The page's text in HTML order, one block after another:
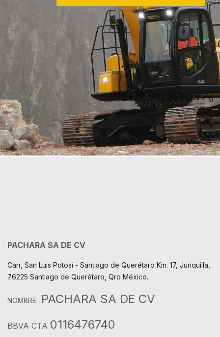
PACHARA SA DE CV
Carr, San Luis Potosí - Santiago de Querétaro Km. 17, Juriquilla,
76225 Santiago de Querétaro, Qro México.
NOMBRE: PACHARA SA DE CV
BBVA CTA 0116476740